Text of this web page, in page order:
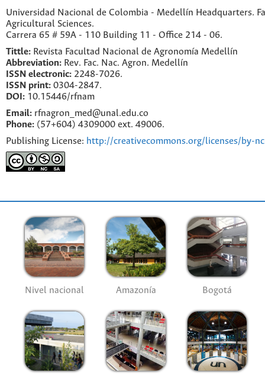
Universidad Nacional de Colombia - Medellín Headquarters.
Agricultural Sciences.
Carrera 65 # 59A - 110 Building 11 - Office 214 - 06.
Tittle: Revista Facultad Nacional de Agronomía Medellín
Abbreviation: Rev. Fac. Nac. Agron. Medellín
ISSN electronic: 2248-7026.
ISSN print: 0304-2847.
DOI: 10.15446/rfnam
Email: rfnagron_med@unal.edu.co
Phone: (57+604) 4309000 ext. 49006.
Publishing License: http://creativecommons.org/licenses/by-
Nivel nacional Amazonía Bogotá